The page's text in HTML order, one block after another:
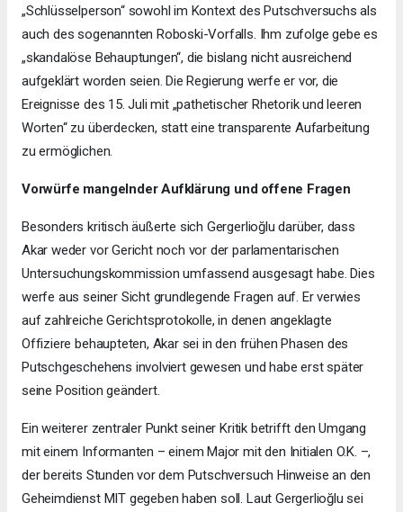
„Schlüsselperson“ sowohl im Kontext des Putschversuchs als
auch des sogenannten Roboski-Vorfalls. Ihm zufolge gebe es
„skandalöse Behauptungen“, die bislang nicht ausreichend
aufgeklärt worden seien. Die Regierung werfe er vor, die
Ereignisse des 15. Juli mit „pathetischer Rhetorik und leeren
Worten“ zu überdecken, statt eine transparente Aufarbeitung
zu ermöglichen.
Vorwürfe mangelnder Aufklärung und offene Fragen
Besonders kritisch äußerte sich Gergerlioğlu darüber, dass
Akar weder vor Gericht noch vor der parlamentarischen
Untersuchungskommission umfassend ausgesagt habe. Dies
werfe aus seiner Sicht grundlegende Fragen auf. Er verwies
auf zahlreiche Gerichtsprotokolle, in denen angeklagte
Offiziere behaupteten, Akar sei in den frühen Phasen des
Putschgeschehens involviert gewesen und habe erst später
seine Position geändert.
Ein weiterer zentraler Punkt seiner Kritik betrifft den Umgang
mit einem Informanten – einem Major mit den Initialen O.K. –,
der bereits Stunden vor dem Putschversuch Hinweise an den
Geheimdienst MIT gegeben haben soll. Laut Gergerlioğlu sei